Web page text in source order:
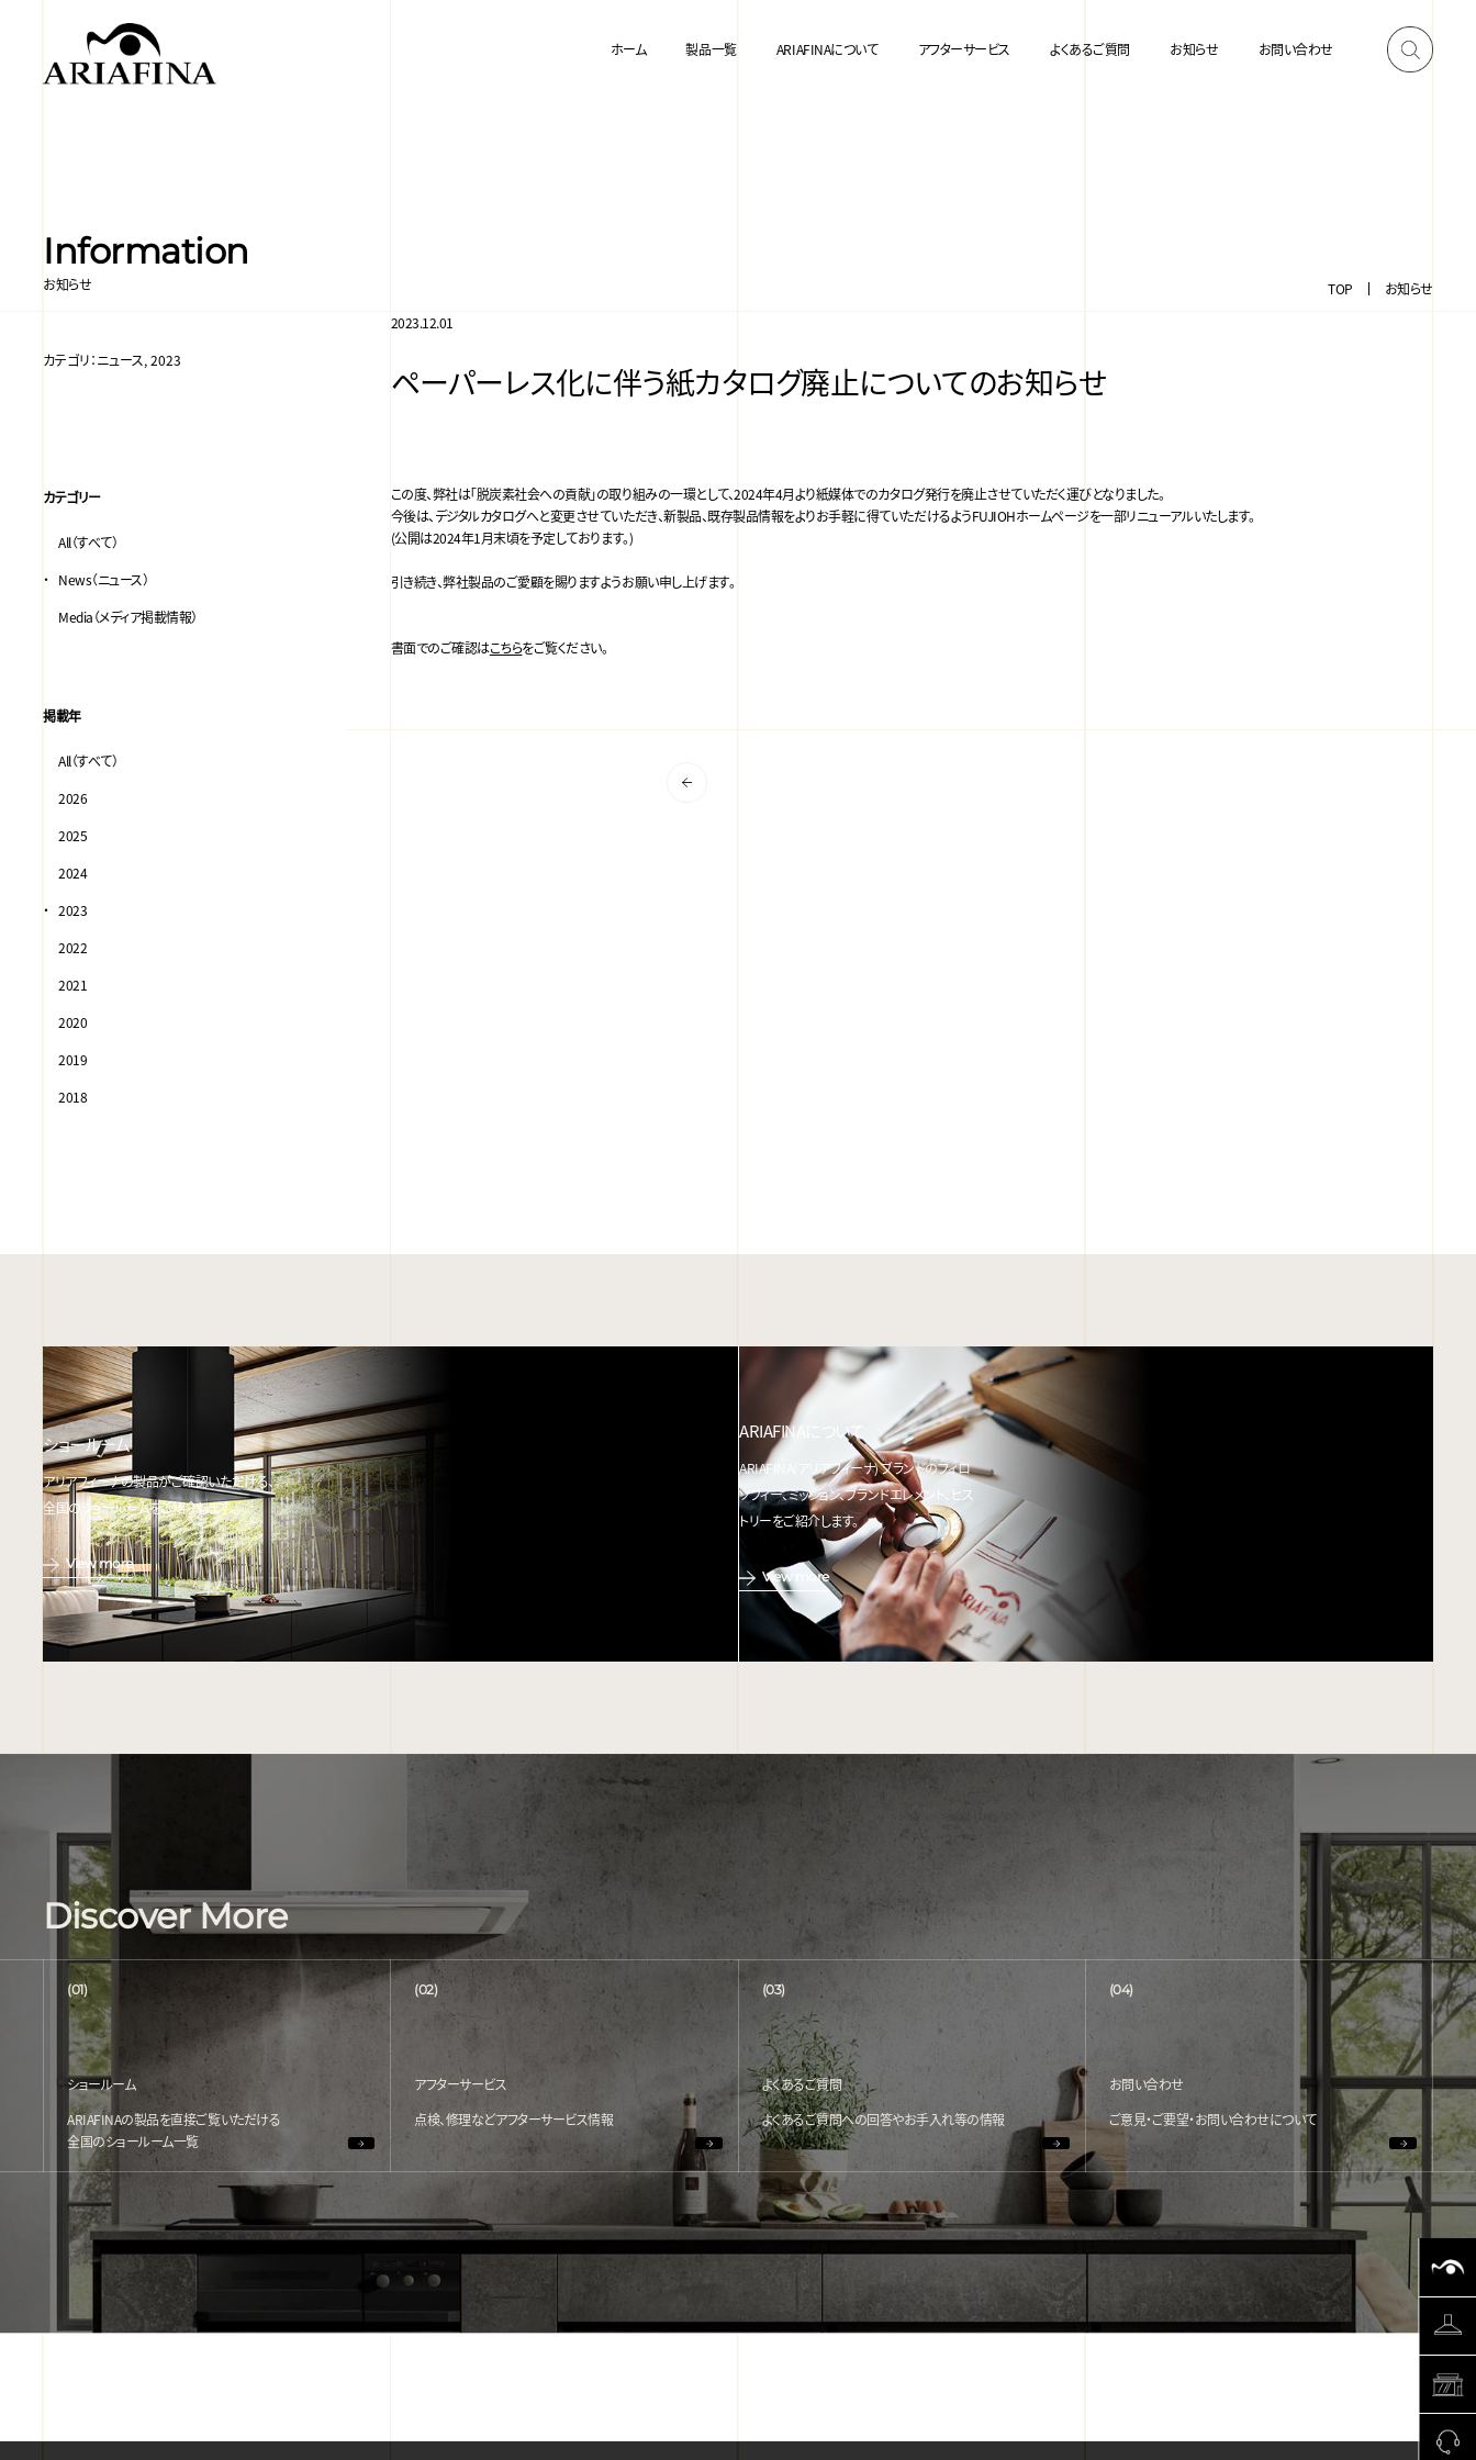
ホーム 製品一覧 ARIAFINAについて アフターサービス よくあるご質問 お知らせ お問い合わせ
Information
お知らせ TOP お知らせ
カテゴリ：ニュース, 2023
カテゴリー
All（すべて）
News（ニュース）
Media（メディア掲載情報）
掲載年
All（すべて）
2026
2025
2024
2023
2022
2021
2020
2019
2018
2023.12.01
ペーパーレス化に伴う紙カタログ廃止についてのお知らせ
この度、弊社は「脱炭素社会への貢献」の取り組みの一環として、2024年4月より紙媒体でのカタログ発行を廃止させていただく運びとなりました。
今後は、デジタルカタログへと変更させていただき、新製品、既存製品情報をよりお手軽に得ていただけるようFUJIOHホームページを一部リニューアルいたします。
(公開は2024年1月末頃を予定しております。)
引き続き、弊社製品のご愛顧を賜りますようお願い申し上げます。
書面でのご確認はこちらをご覧ください。
ショールーム
アリアフィーナの製品がご確認いただける、
全国のショールームをご紹介します。
View more
ARIAFINAについて
ARIAFINA(アリアフィーナ) ブランドのフィロ
ソフィー、ミッション、ブランドエレメント、ヒス
トリーをご紹介します。
View more
Discover More
(01)
ショールーム
ARIAFINAの製品を直接ご覧いただける
全国のショールーム一覧
(02)
アフターサービス
点検、修理などアフターサービス情報
(03)
よくあるご質問
よくあるご質問への回答やお手入れ等の情報
(04)
お問い合わせ
ご意見・ご要望・お問い合わせについて